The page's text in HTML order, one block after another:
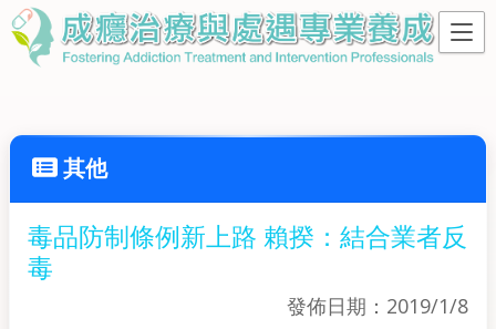
其他
毒品防制條例新上路 賴揆：結合業者反
毒
發佈日期：2019/1/8